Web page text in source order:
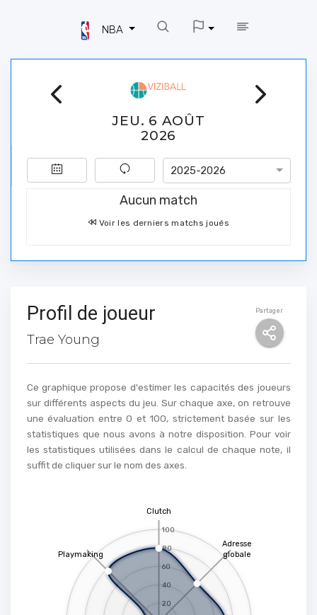
NBA
JEU. 6 AOÛT
2026
2025-2026
Aucun match
Voir les derniers matchs joués
Partager
Profil de joueur
Trae Young
Ce graphique propose d'estimer les capacités des joueurs
sur différents aspects du jeu. Sur chaque axe, on retrouve
une évaluation entre 0 et 100, strictement basée sur les
statistiques que nous avons à notre disposition. Pour voir
les statistiques utilisées dans le calcul de chaque note, il
suffit de cliquer sur le nom des axes.
100
80
60
40
20
Clutch
Adresse
globale
Playmaking